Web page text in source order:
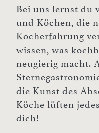
Bei uns lernst du
und Köchen, die
Kocherfahrung
wissen, was
neugierig macht.
die Kunst des
Köche lüften
dich!